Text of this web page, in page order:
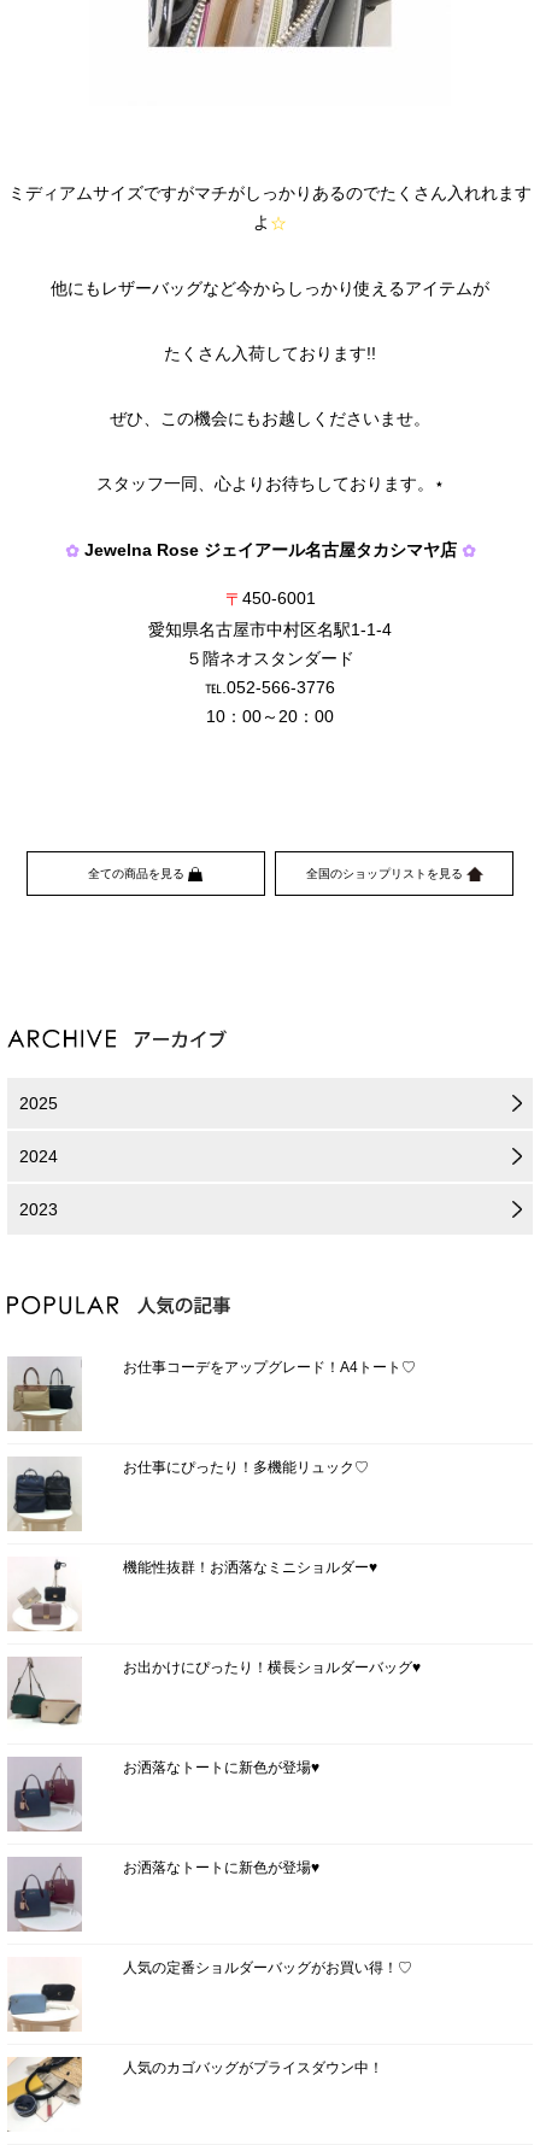
ミディアムサイズですがマチがしっかりあるのでたくさん入れれます
よ ☆
他にもレザーバッグなど今からしっかり使えるアイテムが
たくさん入荷しております!!
ぜひ、この機会にもお越しくださいませ。
スタッフ一同、心よりお待ちしております。⋆
✿Jewelna Rose ジェイアール名古屋タカシマヤ店 ✿
〒 450-6001
愛知県名古屋市中村区名駅1-1-4
５階ネオスタンダード
℡.052-566-3776
10：00～20：00
全ての商品を見る 全国のショップリストを見る
2025
2024
2023
お仕事コーデをアップグレード！A4トート♡
お仕事にぴったり！多機能リュック♡
機能性抜群！お洒落なミニショルダー♥
お出かけにぴったり！横長ショルダーバッグ♥
お洒落なトートに新色が登場♥
お洒落なトートに新色が登場♥
人気の定番ショルダーバッグがお買い得！♡
人気のカゴバッグがプライスダウン中！